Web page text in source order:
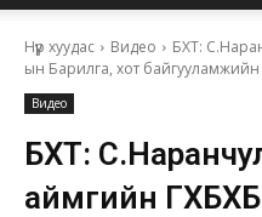
Нүүр хуудас Видео
БХТ:
ын Барилга, хот байгууламжийн
Видео
БХТ:
аймгийн